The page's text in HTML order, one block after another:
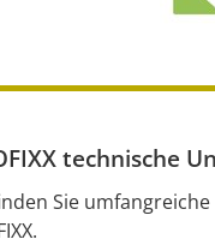
technische
Sie